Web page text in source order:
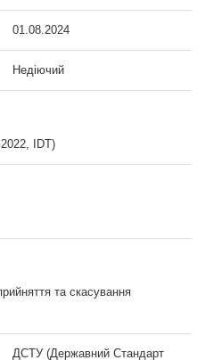
01.08.2024
Недіючий
IDT)
та скасування
ДСТУ (Державний Стандарт